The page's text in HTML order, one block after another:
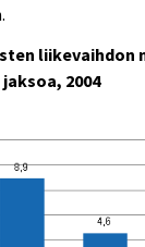
liikevaihdon
2004